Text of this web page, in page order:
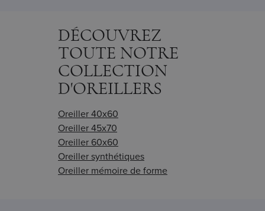
DÉCOUVREZ
TOUTE NOTRE
COLLECTION
D'OREILLERS
Oreiller 40x60
Oreiller 45x70
Oreiller 60x60
Oreiller synthétiques
Oreiller mémoire de forme